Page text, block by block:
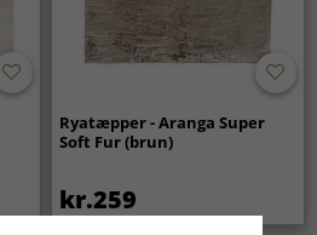
Ryatæpper - Aranga Super
Soft Fur (brun)
kr.259